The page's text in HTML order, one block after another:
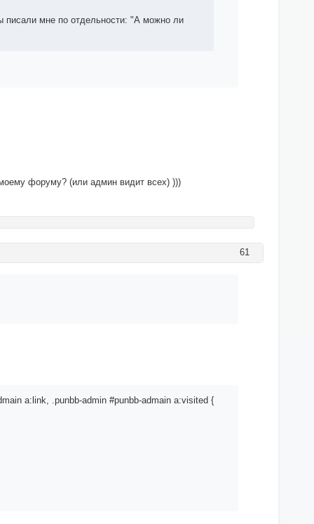
писали мне по отдельности: "А можно ли
форуму? (или админ видит всех) )))
61
a:link, .punbb-admin #punbb-admain a:visited {